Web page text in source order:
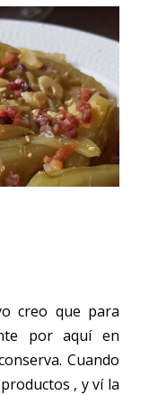
creo que para
por aquí en
Cuando
, y ví la